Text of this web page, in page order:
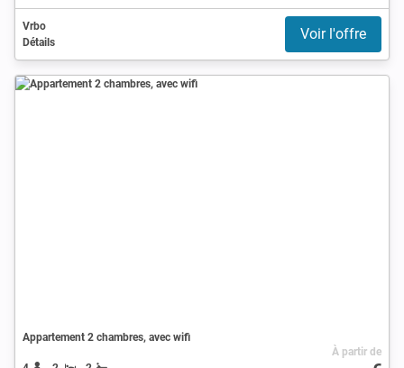
Vrbo
Détails
Voir l'offre
Appartement 2 chambres, avec wifi
À partir de